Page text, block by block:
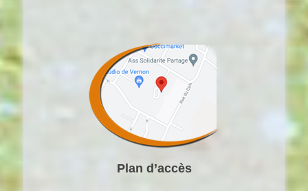
Plan d’accès